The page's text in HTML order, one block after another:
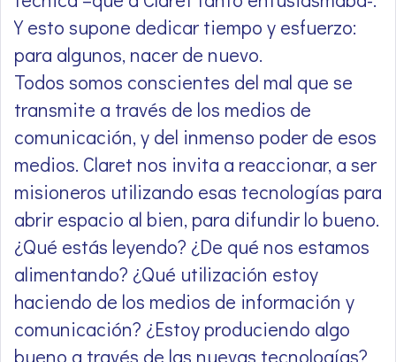
Y esto supone dedicar tiempo y esfuerzo:
para algunos, nacer de nuevo.
Todos somos conscientes del mal que se
transmite a través de los medios de
comunicación, y del inmenso poder de esos
medios. Claret nos invita a reaccionar, a ser
misioneros utilizando esas tecnologías para
abrir espacio al bien, para difundir lo bueno.
¿Qué estás leyendo? ¿De qué nos estamos
alimentando? ¿Qué utilización estoy
haciendo de los medios de información y
comunicación? ¿Estoy produciendo algo
bueno a través de las nuevas tecnologías?